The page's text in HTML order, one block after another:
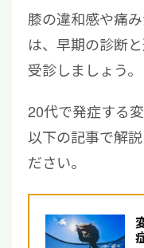
膝の違和感や痛
は、早期の診断
受診しましょう。
20代で発症する
以下の記事で解
ださい。